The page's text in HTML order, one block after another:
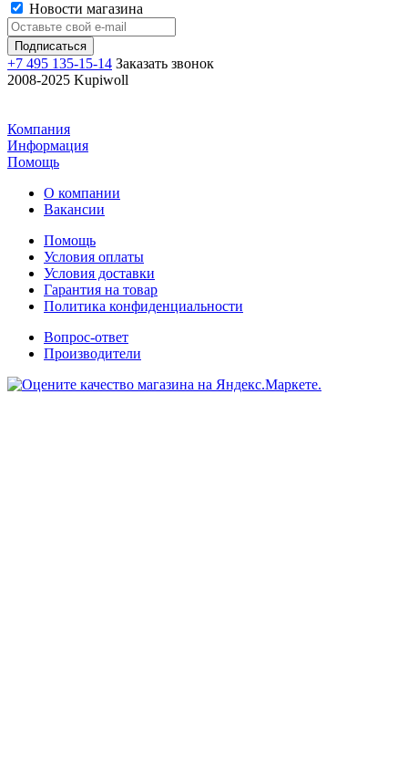
Новости магазина
+7 495 135-15-14 Заказать звонок
2008-2025 Kupiwoll
Компания
Информация
Помощь
О компании
Вакансии
Помощь
Условия оплаты
Условия доставки
Гарантия на товар
Политика конфиденциальности
Вопрос-ответ
Производители